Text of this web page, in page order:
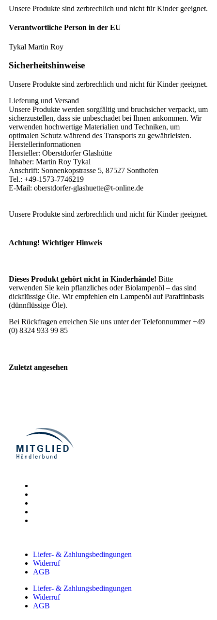
Unsere Produkte sind zerbrechlich und nicht für Kinder geeignet.
Verantwortliche Person in der EU
Tykal Martin Roy
Sicherheitshinweise
Unsere Produkte sind zerbrechlich und nicht für Kinder geeignet.
Lieferung und Versand
Unsere Produkte werden sorgfältig und bruchsicher verpackt, um
sicherzustellen, dass sie unbeschadet bei Ihnen ankommen. Wir
verwenden hochwertige Materialien und Techniken, um
optimalen Schutz während des Transports zu gewährleisten.
Herstellerinformationen
Hersteller: Oberstdorfer Glashütte
Inhaber: Martin Roy Tykal
Anschrift: Sonnenkopstrasse 5, 87527 Sonthofen
Tel.: +49-1573-7746219
E-Mail: oberstdorfer-glashuette@t-online.de
Unsere Produkte sind zerbrechlich und nicht für Kinder geeignet.
Achtung! Wichtiger Hinweis
Dieses Produkt gehört nicht in Kinderhände! Bitte
verwenden Sie kein pflanzliches oder Biolampenöl – das sind
dickflüssige Öle. Wir empfehlen ein Lampenöl auf Paraffinbasis
(dünnflüssige Öle).
Bei Rückfragen erreichen Sie uns unter der Telefonnummer +49
(0) 8324 933 99 85
Zuletzt angesehen
Liefer- & Zahlungsbedingungen
Widerruf
AGB
Liefer- & Zahlungsbedingungen
Widerruf
AGB